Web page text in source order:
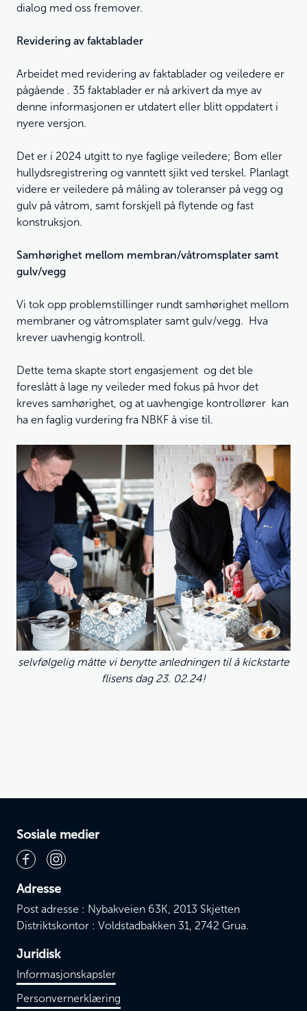
dialog med oss fremover.
Revidering av faktablader
Arbeidet med revidering av faktablader og veiledere er
pågående . 35 faktablader er nå arkivert da mye av
denne informasjonen er utdatert eller blitt oppdatert i
nyere versjon.
Det er i 2024 utgitt to nye faglige veiledere; Bom eller
hullydsregistrering og vanntett sjikt ved terskel. Planlagt
videre er veiledere på måling av toleranser på vegg og
gulv på våtrom, samt forskjell på flytende og fast
konstruksjon.
Samhørighet mellom membran/våtromsplater samt
gulv/vegg
Vi tok opp problemstillinger rundt samhørighet mellom
membraner og våtromsplater samt gulv/vegg. Hva
krever uavhengig kontroll.
Dette tema skapte stort engasjement og det ble
foreslått å lage ny veileder med fokus på hvor det
kreves samhørighet, og at uavhengige kontrollører kan
ha en faglig vurdering fra NBKF å vise til.
selvfølgelig måtte vi benytte anledningen til å kickstarte
flisens dag 23. 02.24!
Sosiale medier
Adresse
Post adresse : Nybakveien 63K, 2013 Skjetten
Distriktskontor : Voldstadbakken 31, 2742 Grua.
Juridisk
Informasjonskapsler
Personvernerklæring